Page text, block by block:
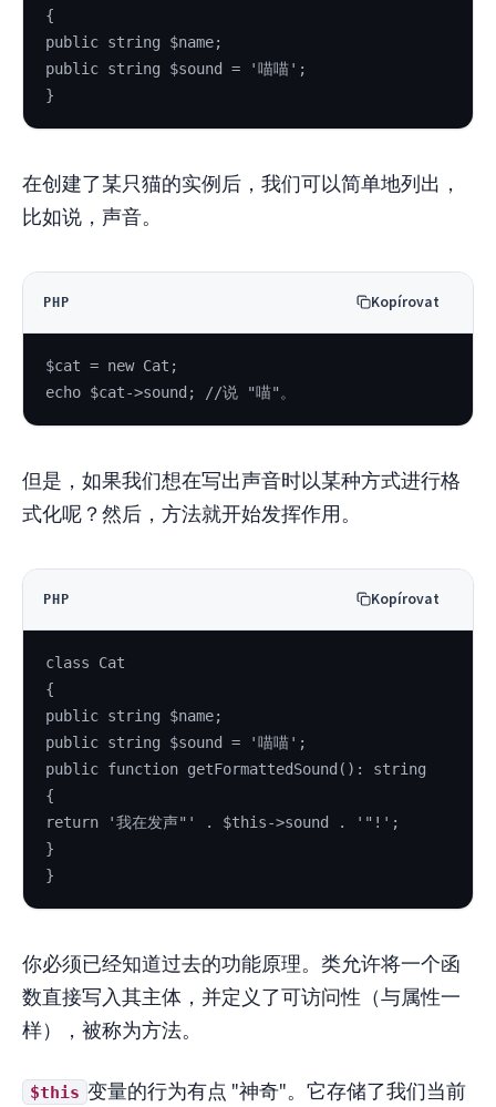
{
public string $name;
public string $sound = '喵喵';
}
在创建了某只猫的实例后，我们可以简单地列出，
比如说，声音。
PHP Kopírovat
$cat = new Cat;
echo $cat->sound; //说 "喵"。
但是，如果我们想在写出声音时以某种方式进行格
式化呢？然后，方法就开始发挥作用。
PHP Kopírovat
class Cat
{
public string $name;
public string $sound = '喵喵';
public function getFormattedSound(): string
{
return '我在发声"' . $this->sound . '"!';
}
}
你必须已经知道过去的功能原理。类允许将一个函
数直接写入其主体，并定义了可访问性（与属性一
样），被称为方法。
$this 变量的行为有点 "神奇"。它存储了我们当前